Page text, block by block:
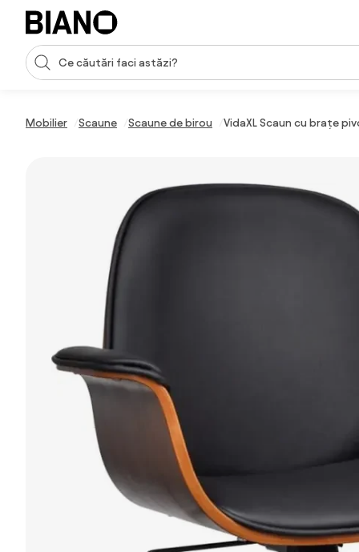
Sari peste navigare, accesează conținutul
Introducerea căutării
Mobilier Scaune Scaune de birou VidaXL Scaun cu brațe